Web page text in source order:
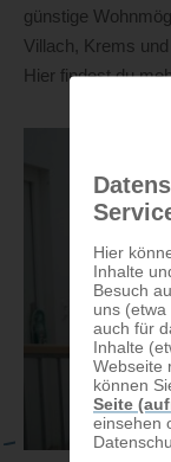
Hier
Inhalte
Besuch
uns
auch für
Inhalte
Webseite
können
Seite
einsehen
günstige
Villach, Krems
Hier findest du